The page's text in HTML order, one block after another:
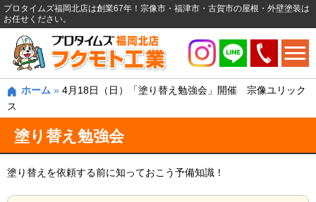
プロタイムズ福岡北店は創業67年！宗像市・福津市・古賀市の屋根・外壁塗装は
お任せください。
ホーム » 4月18日（日）「塗り替え勉強会」開催 宗像ユリック
ス
塗り替え勉強会
塗り替えを依頼する前に知っておこう予備知識！